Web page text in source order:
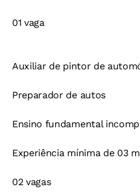
01 vaga
Auxiliar de pintor de
Preparador de autos
Ensino fundamental
Experiência mínima de 03
02 vagas